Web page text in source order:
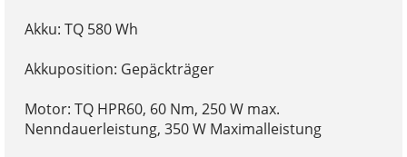
Akku: TQ 580 Wh
Akkuposition: Gepäckträger
Motor: TQ HPR60, 60 Nm, 250 W max.
Nenndauerleistung, 350 W Maximalleistung